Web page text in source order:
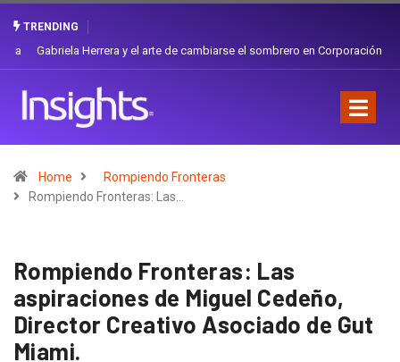
TRENDING
Gabriela Herrera y el arte de cambiarse el sombrero en Corporación
Home
Rompiendo Fronteras
Rompiendo Fronteras: Las…
Rompiendo Fronteras: Las
aspiraciones de Miguel Cedeño,
Director Creativo Asociado de Gut
Miami.